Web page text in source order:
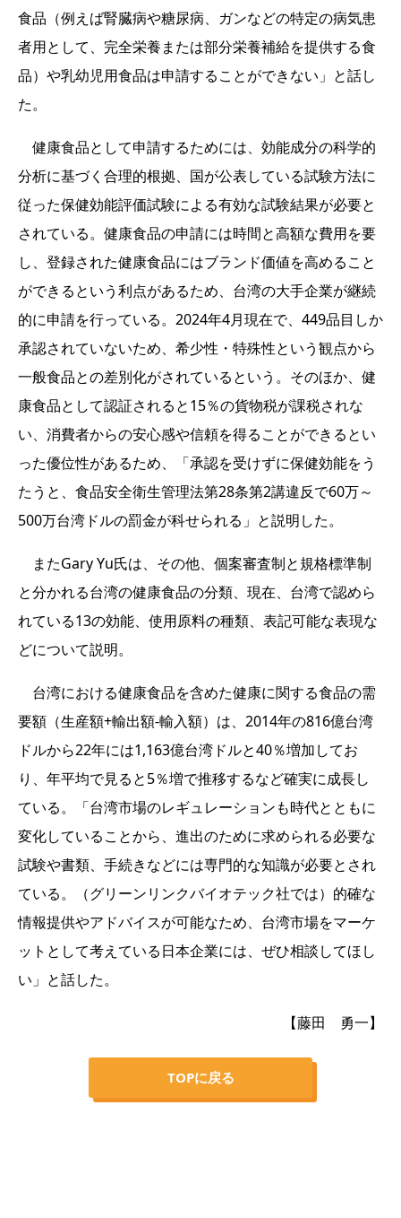
食品（例えば腎臓病や糖尿病、ガンなどの特定の病気患
者用として、完全栄養または部分栄養補給を提供する食
品）や乳幼児用食品は申請することができない」と話し
た。
健康食品として申請するためには、効能成分の科学的
分析に基づく合理的根拠、国が公表している試験方法に
従った保健効能評価試験による有効な試験結果が必要と
されている。健康食品の申請には時間と高額な費用を要
し、登録された健康食品にはブランド価値を高めること
ができるという利点があるため、台湾の大手企業が継続
的に申請を行っている。2024年4月現在で、449品目しか
承認されていないため、希少性・特殊性という観点から
一般食品との差別化がされているという。そのほか、健
康食品として認証されると15％の貨物税が課税されな
い、消費者からの安心感や信頼を得ることができるとい
った優位性があるため、「承認を受けずに保健効能をう
たうと、食品安全衛生管理法第28条第2講違反で60万～
500万台湾ドルの罰金が科せられる」と説明した。
またGary Yu氏は、その他、個案審査制と規格標準制
と分かれる台湾の健康食品の分類、現在、台湾で認めら
れている13の効能、使用原料の種類、表記可能な表現な
どについて説明。
台湾における健康食品を含めた健康に関する食品の需
要額（生産額+輸出額-輸入額）は、2014年の816億台湾
ドルから22年には1,163億台湾ドルと40％増加してお
り、年平均で見ると5％増で推移するなど確実に成長し
ている。「台湾市場のレギュレーションも時代とともに
変化していることから、進出のために求められる必要な
試験や書類、手続きなどには専門的な知識が必要とされ
ている。（グリーンリンクバイオテック社では）的確な
情報提供やアドバイスが可能なため、台湾市場をマーケ
ットとして考えている日本企業には、ぜひ相談してほし
い」と話した。
【藤田 勇一】
TOPに戻る